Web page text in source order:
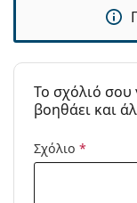
Τύπος:
Μάρκα:
To σχόλιό σου
βοηθάει και
Σχόλιο *